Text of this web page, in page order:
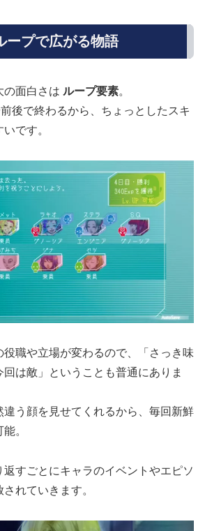
ープで広がる物語
の面白さは ループ要素。
後で終わるから、ちょっとしたスキ
です。
役職や立場が変わるので、「さっき味
は敵」ということも普通にありま
違う顔を見せてくれるから、毎回新鮮
。
返すごとにキャラのイベントやエピソ
れていきます。